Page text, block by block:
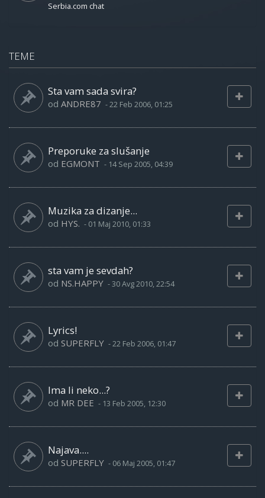
Serbia.com chat
TEME
Sta vam sada svira?
od ANDRE87 -22 Feb 2006, 01:25
Preporuke za slušanje
od EGMONT - 14 Sep 2005, 04:39
Muzika za dizanje...
od HYS. - 01 Maj 2010, 01:33
sta vam je sevdah?
od NS.HAPPY -30 Avg 2010, 22:54
Lyrics!
od SUPERFLY -22 Feb 2006, 01:47
Ima li neko...?
od MR DEE - 13 Feb 2005, 12:30
Najava....
od SUPERFLY - 06 Maj 2005, 01:47